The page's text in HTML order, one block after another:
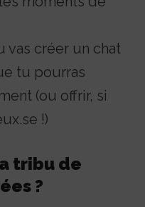
vas créer un chat
tu pourras
(ou offrir, si
!)
tribu de
?